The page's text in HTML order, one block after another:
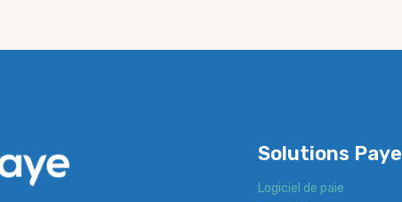
Solutions Paye
Logiciel de paie